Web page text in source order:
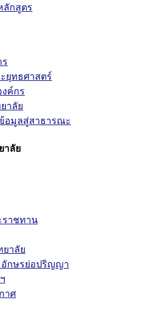
ลักสูตร
ยุทธศาสตร์
งค์กร
าลัย
ข้อมูลสู่สาธารณะ
าลัย
ราชทาน
ยาลัย
กษรย่อปริญญา
าศ